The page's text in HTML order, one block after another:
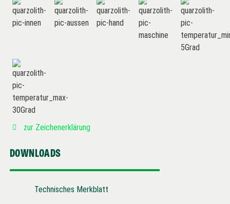
zur Zeichenerklärung
DOWNLOADS
Technisches Merkblatt